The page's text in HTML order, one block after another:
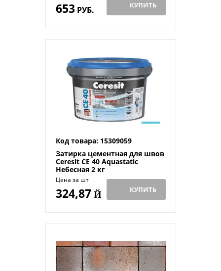
653РУБ. КУПИТЬ
Код товара: 15309059
Затирка цементная для швов
Ceresit CE 40 Aquastatic
Небесная 2 кг
Цена за шт
324,87Й КУПИТЬ